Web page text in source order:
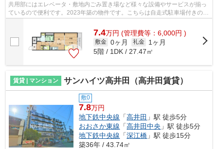
共用部にはエレベータ・敷地内ごみ置き場など様々な設備やサービスが揃っ
ているので便利です。2023年築の物件です。こちらは自走式駐車場付きのマ
7.4万円 (管理費等：6,000円 )
敷金 0ヶ月 礼金
1ヶ月
5階 / 1DK / 27.47㎡
賃貸 | マンション サンハイツ高井田（高井田賃貸）
敷0
7.8万円
地下鉄中央線 「高井田 」駅 徒歩5分
おおさか東線 「高井田中央 」駅 徒歩5分
地下鉄中央線 「深江橋 」駅 徒歩15分
築36年 / 43.74㎡